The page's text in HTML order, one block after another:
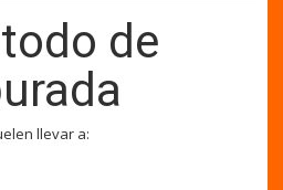
de
llevar a: